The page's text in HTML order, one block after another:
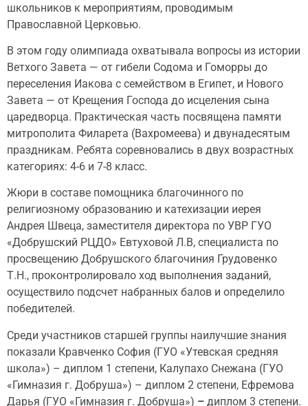
школьников к мероприятиям, проводимым
Православной Церковью.
В этом году олимпиада охватывала вопросы из истории
Ветхого Завета — от гибели Содома и Гоморры до
переселения Иакова с семейством в Египет, и Нового
Завета — от Крещения Господа до исцеления сына
царедворца. Практическая часть посвящена памяти
митрополита Филарета (Вахромеева) и двунадесятым
праздникам. Ребята соревновались в двух возрастных
категориях: 4-6 и 7-8 класс.
Жюри в составе помощника благочинного по
религиозному образованию и катехизации иерея
Андрея Швеца, заместителя директора по УВР ГУО
«Добрушский РЦДО» Евтуховой Л.В, специалиста по
просвещению Добрушского благочиния Грудовенко
Т.Н., проконтролировало ход выполнения заданий,
осуществило подсчет набранных балов и определило
победителей.
Среди участников старшей группы наилучшие знания
показали Кравченко София (ГУО «Утевская средняя
школа») – диплом 1 степени, Калупахо Снежана (ГУО
«Гимназия г. Добруша») – диплом 2 степени, Ефремова
Дарья (ГУО «Гимназия г. Добруша») – диплом 3 степени.